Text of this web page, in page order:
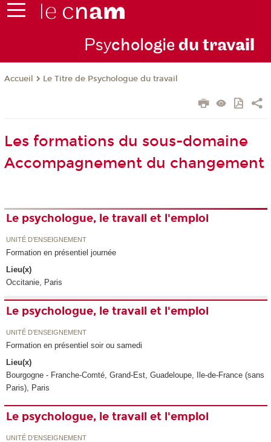
Psychologie du travail
Accueil Le Titre de Psychologue du travail
Les formations du sous-domaine
Accompagnement du changement
Le psychologue, le travail et l'emploi
UNITÉ D’ENSEIGNEMENT
Formation en présentiel journée
Lieu(x)
Occitanie, Paris
Le psychologue, le travail et l'emploi
UNITÉ D’ENSEIGNEMENT
Formation en présentiel soir ou samedi
Lieu(x)
Bourgogne - Franche-Comté, Grand-Est, Guadeloupe, Ile-de-France (sans
Paris), Paris
Le psychologue, le travail et l'emploi
UNITÉ D’ENSEIGNEMENT